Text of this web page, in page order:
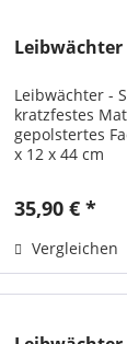
Leibwächter
Leibwächter -
kratzfestes
gepolstertes
x 12 x 44 cm
35,90 € *
Vergleichen